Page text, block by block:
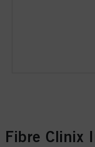
Fibre Clinix